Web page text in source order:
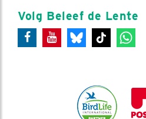
Volg Beleef de Lente